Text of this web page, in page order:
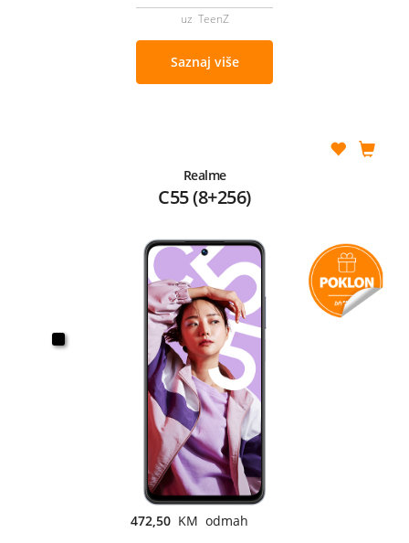
uz TeenZ
Saznaj više
Realme
C55 (8+256)
472,50 KM odmah